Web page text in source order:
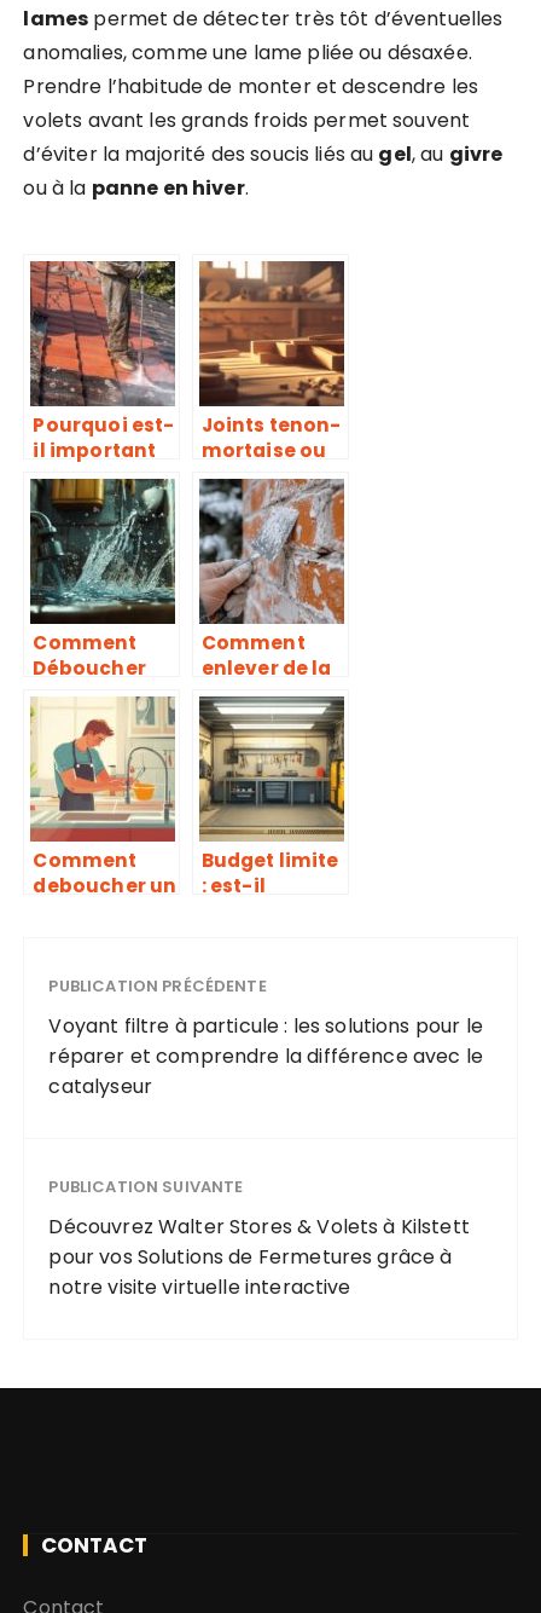
lames permet de détecter très tôt d’éventuelles
anomalies, comme une lame pliée ou désaxée.
Prendre l’habitude de monter et descendre les
volets avant les grands froids permet souvent
d’éviter la majorité des soucis liés au gel, au givre
ou à la panne en hiver.
Pourquoi est-
il important
de nettoyer
régulièremen
t le toit de sa
maison?
Joints tenon-
mortaise ou
dominos :
analyse des
forces et
faiblesses
pour vos
créations
Comment
Déboucher
Définitiveme
nt un Sterput
Envahi par les
Racines
d’Arbres ?
Comment
enlever de la
peinture sur
de la brique ?
Les méthodes
écologiques à
privilégier
Comment
deboucher un
meilleurs
chimiques du
marche
Budget limite
: est-il
peinture ou
d’opter pour
des
alternatives
PUBLICATION PRÉCÉDENTE
Voyant filtre à particule : les solutions pour le
réparer et comprendre la différence avec le
catalyseur
PUBLICATION SUIVANTE
Découvrez Walter Stores & Volets à Kilstett
pour vos Solutions de Fermetures grâce à
notre visite virtuelle interactive
CONTACT
Contact